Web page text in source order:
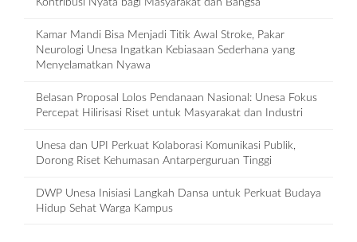
Kontribusi Nyata bagi Masyarakat dan Bangsa
Kamar Mandi Bisa Menjadi Titik Awal Stroke, Pakar
Neurologi Unesa Ingatkan Kebiasaan Sederhana yang
Menyelamatkan Nyawa
Belasan Proposal Lolos Pendanaan Nasional: Unesa Fokus
Percepat Hilirisasi Riset untuk Masyarakat dan Industri
Unesa dan UPI Perkuat Kolaborasi Komunikasi Publik,
Dorong Riset Kehumasan Antarperguruan Tinggi
DWP Unesa Inisiasi Langkah Dansa untuk Perkuat Budaya
Hidup Sehat Warga Kampus